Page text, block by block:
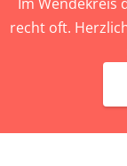
Im Wendekreis
recht oft.